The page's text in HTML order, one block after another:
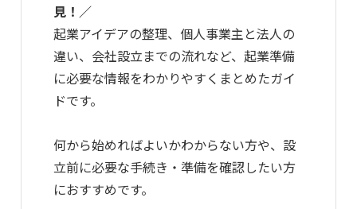
見！／
起業アイデアの整理、個人事業主と法人の
違い、会社設立までの流れなど、起業準備
に必要な情報をわかりやすくまとめたガイ
ドです。
何から始めればよいかわからない方や、設
立前に必要な手続き・準備を確認したい方
におすすめです。